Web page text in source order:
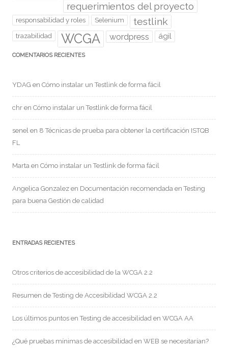
requerimientos del proyecto
responsabilidad y roles Selenium testlink
trazabilidad WCGA wordpress ágil
COMENTARIOS RECIENTES
YDAG en Cómo instalar un Testlink de forma fácil
chr en Cómo instalar un Testlink de forma fácil
senel en 8 Técnicas de prueba para obtener la certificación ISTQB
FL
Marta en Cómo instalar un Testlink de forma fácil
Angelica Gonzalez en Documentación recomendada en Testing
para buena Gestión de calidad
ENTRADAS RECIENTES
Otros criterios de accesibilidad de la WCGA 2.2
Resumen de Testing de Accesibilidad WCGA 2.2
Los últimos puntos en Testing de accesibilidad en WCGA AA
¿Qué pruebas mínimas de accesibilidad en WEB se necesitarían?